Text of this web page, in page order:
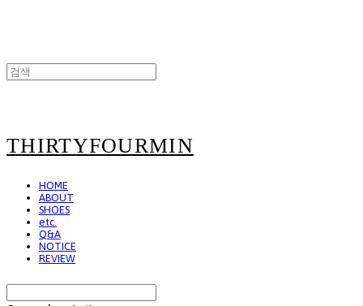
THIRTYFOURMIN
HOME
ABOUT
SHOES
etc.
Q&A
NOTICE
REVIEW